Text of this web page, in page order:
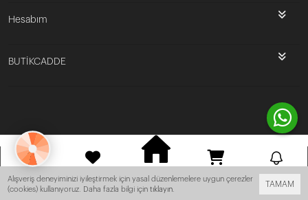
-- Tüm Ürünlerde Ücretsiz Kargo! - - Tüm Ürünlerde Ücretsiz
Hesabım
BUTİKCADDE
Vikaon E-Ticaret sistemleri ile hazırlanmıştır.
BILDIRIM
TAMAM
Alışveriş deneyiminizi iyileştirmek için yasal düzenlemelere uygun çerezler
(cookies) kullanıyoruz. Daha fazla bilgi için tıklayın